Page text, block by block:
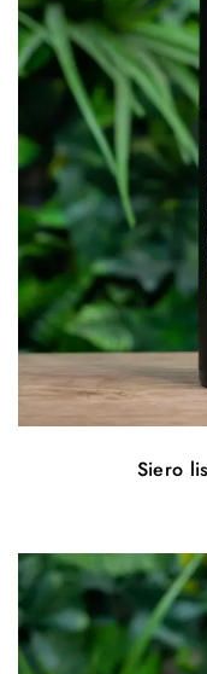
Siero